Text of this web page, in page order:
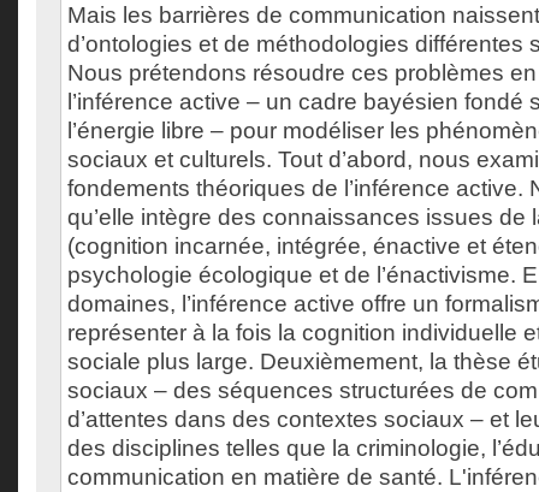
Mais les barrières de communication
d’ontologies et de méthodologies différentes
Nous prétendons résoudre ces problèmes
l’inférence active – un cadre bayésien fondé
l’énergie libre – pour modéliser les
sociaux et culturels. Tout d’abord, nous
fondements théoriques de l’inférence active.
qu’elle intègre des connaissances issues de
(cognition incarnée, intégrée, énactive et
psychologie écologique et de l’énactivisme.
domaines, l’inférence active offre un
représenter à la fois la cognition individuelle
sociale plus large. Deuxièmement, la thèse
sociaux – des séquences structurées de
d’attentes dans des contextes sociaux – et
des disciplines telles que la criminologie,
communication en matière de santé.